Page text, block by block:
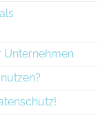
Unternehmen